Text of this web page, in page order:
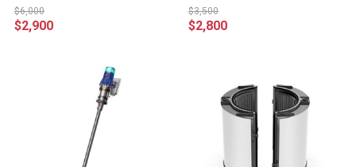
PA H13濾網
$6,000
$2,900
碳濾網
$3,500
$2,800